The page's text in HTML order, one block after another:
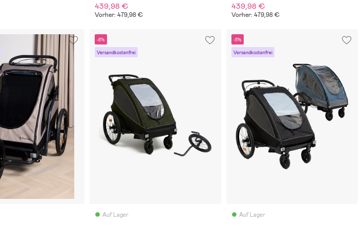
439,98 €
Vorher: 479,98 €
439,98 €
Vorher: 479,98 €
-8%
Versandkostenfrei
Auf Lager
-5%
Versandkostenfrei
Auf Lager